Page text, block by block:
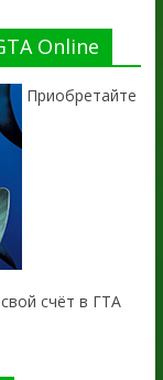
Online
Приобретайте
счёт в ГТА